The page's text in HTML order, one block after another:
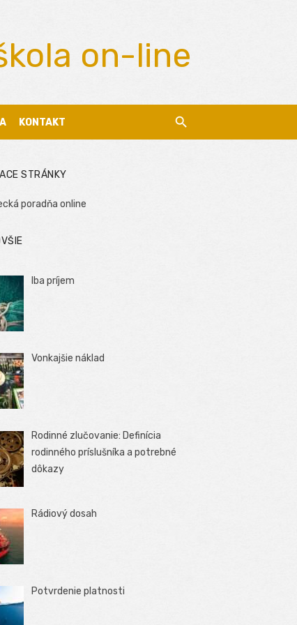
on-line
KONTAKT
STRÁNKY
poradňa online
Iba príjem
Vonkajšie náklad
Rodinné zlučovanie: Definícia
rodinného príslušníka a potrebné
dôkazy
Rádiový dosah
Potvrdenie platnosti